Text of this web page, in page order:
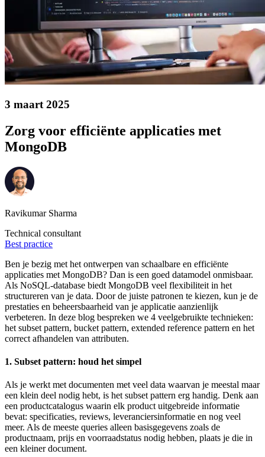
3 maart 2025
Zorg voor efficiënte applicaties met
MongoDB
Ravikumar Sharma
Technical consultant
Best practice
Ben je bezig met het ontwerpen van schaalbare en efficiënte
applicaties met MongoDB? Dan is een goed datamodel onmisbaar.
Als NoSQL-database biedt MongoDB veel flexibiliteit in het
structureren van je data. Door de juiste patronen te kiezen, kun je de
prestaties en beheersbaarheid van je applicatie aanzienlijk
verbeteren. In deze blog bespreken we 4 veelgebruikte technieken:
het subset pattern, bucket pattern, extended reference pattern en het
correct afhandelen van attributen.
1. Subset pattern: houd het simpel
Als je werkt met documenten met veel data waarvan je meestal maar
een klein deel nodig hebt, is het subset pattern erg handig. Denk aan
een productcatalogus waarin elk product uitgebreide informatie
bevat: specificaties, reviews, leveranciersinformatie en nog veel
meer. Als de meeste queries alleen basisgegevens zoals de
productnaam, prijs en voorraadstatus nodig hebben, plaats je die in
een kleiner document.